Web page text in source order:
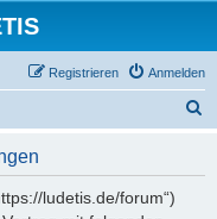
Anmelden
Registrieren
ludetis.de/forum“)